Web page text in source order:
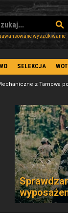
wyszukiwanie
SELEKCJA WOT
z Tarnowa